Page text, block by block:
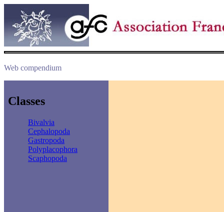
Web compendium
Classes
Bivalvia
Cephalopoda
Gastropoda
Polyplacophora
Scaphopoda